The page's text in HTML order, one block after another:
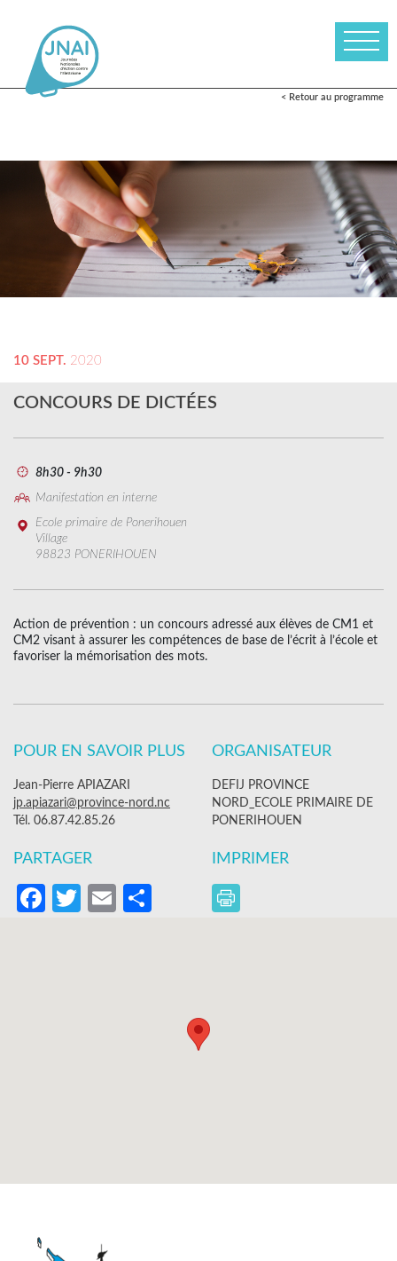
< Retour au programme
10 SEPT. 2020
CONCOURS DE DICTÉES
8h30 - 9h30
Manifestation en interne
Ecole primaire de Ponerihouen
Village
98823 PONERIHOUEN
Action de prévention : un concours adressé aux élèves de CM1 et
CM2 visant à assurer les compétences de base de l’écrit à l’école et
favoriser la mémorisation des mots.
POUR EN SAVOIR PLUS
Jean-Pierre APIAZARI
jp.apiazari@province-nord.nc
Tél. 06.87.42.85.26
ORGANISATEUR
DEFIJ PROVINCE
NORD_ECOLE PRIMAIRE DE
PONERIHOUEN
PARTAGER
Facebook
Twitter
EmailPartager
IMPRIMER